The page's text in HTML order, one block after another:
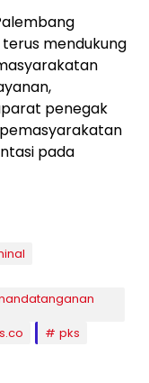
mendukung
penegak
pada
pks